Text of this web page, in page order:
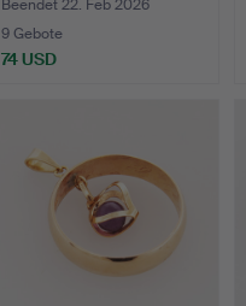
G…
Beendet 22. Feb 2026
9 Gebote
74 USD